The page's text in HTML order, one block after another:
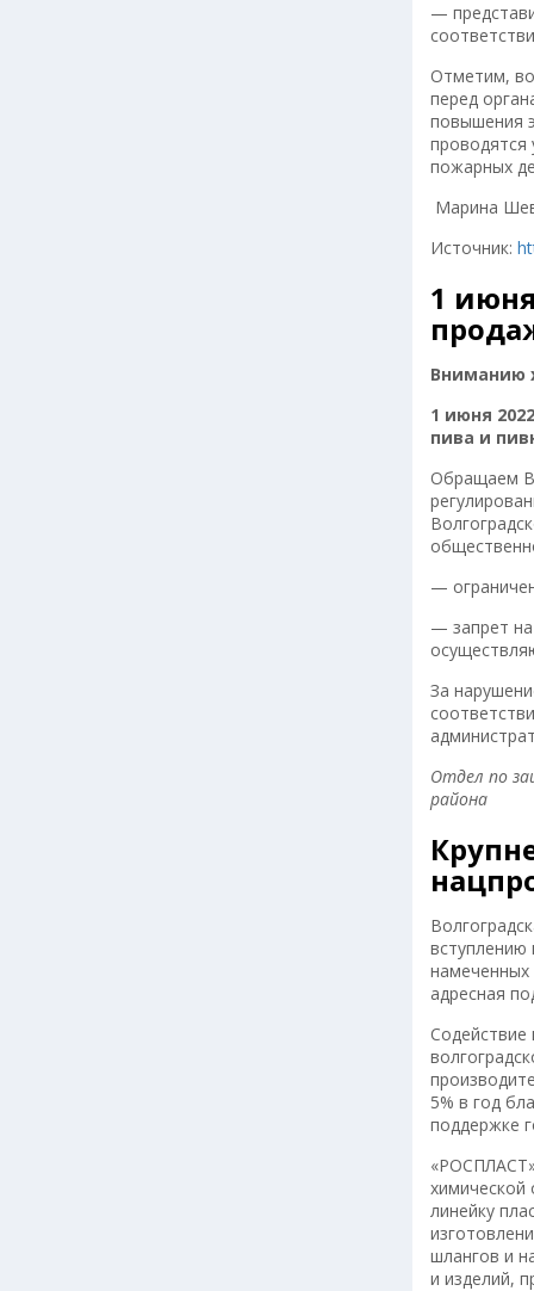
—
Отметим,
перед
повышения
пожарных
Марина
Источник:
1
Вниманию
1 июня
пива и
Обращаем
—
— запрет на
За
Отдел по
района
вступлению
намеченных
адресная
Содействие
5% в год
поддержке
химической
линейку
шлангов и
и изделий,